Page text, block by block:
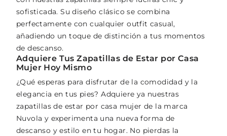
sofisticada. Su diseño clásico se combina
perfectamente con cualquier outfit casual,
añadiendo un toque de distinción a tus momentos
de descanso.
Adquiere Tus Zapatillas de Estar por Casa
Mujer Hoy Mismo
¿Qué esperas para disfrutar de la comodidad y la
elegancia en tus pies? Adquiere ya nuestras
zapatillas de estar por casa mujer de la marca
Nuvola y experimenta una nueva forma de
descanso y estilo en tu hogar. No pierdas la